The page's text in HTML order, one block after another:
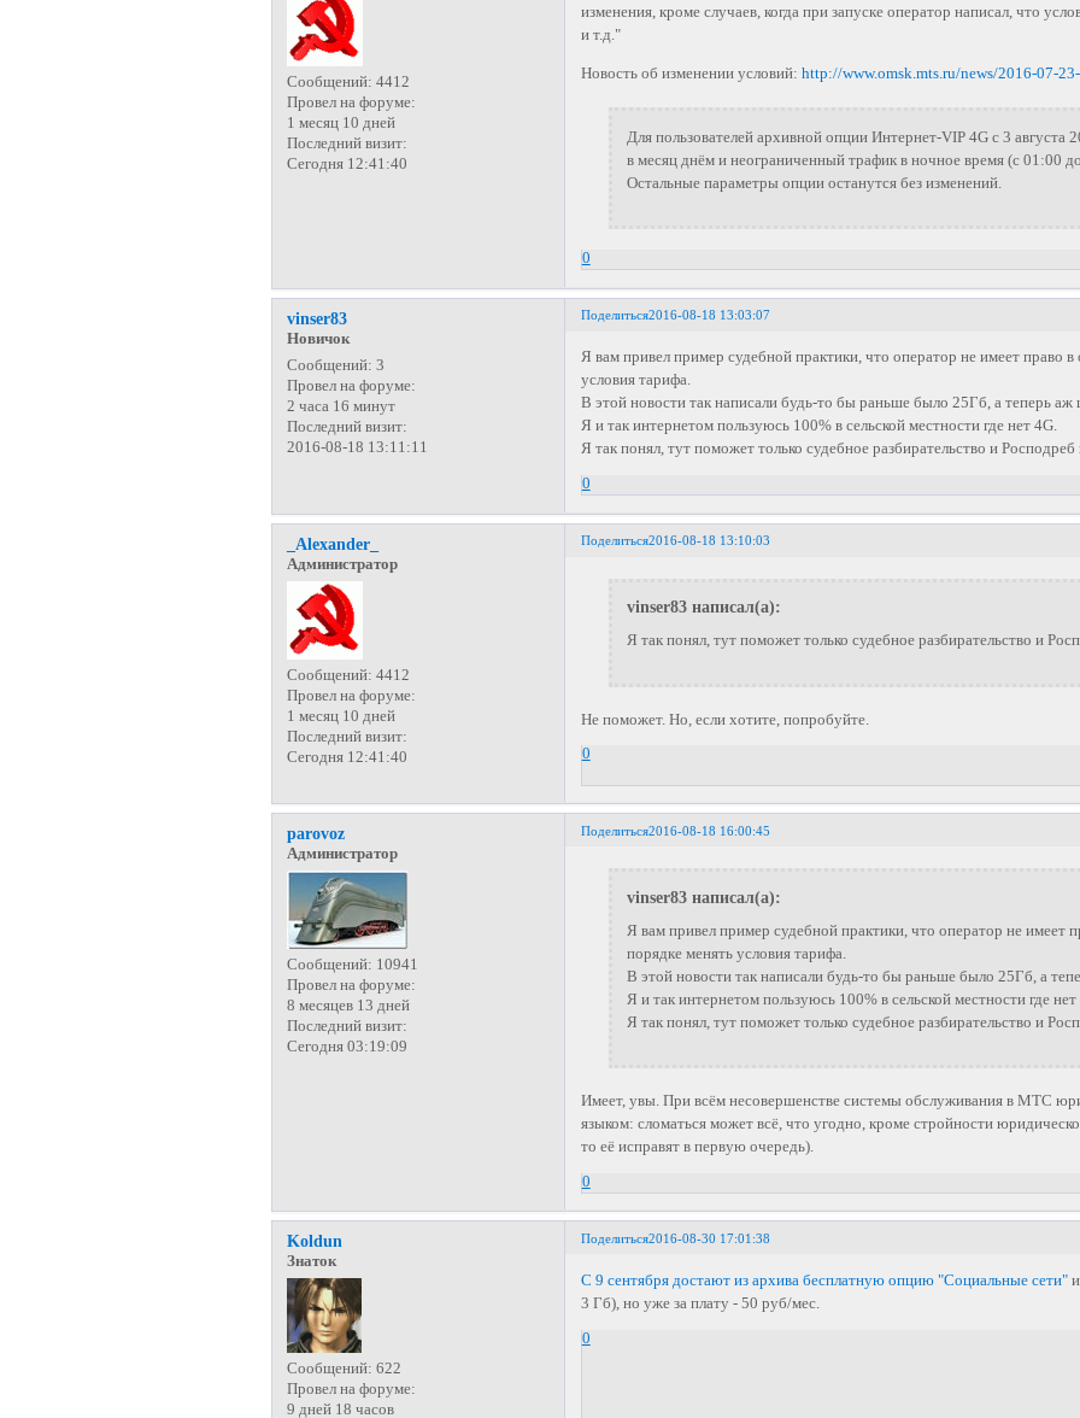
Сообщений: 4412
Провел на форуме:
1 месяц 10 дней
Последний визит:
Сегодня 12:41:40
изменения, кроме случаев, когда при запуске оператор написал, что
и т.д."
Новость об изменении условий: http://www.omsk.mts.ru/news/2016-07-
Для пользователей архивной опции Интернет-VIP 4G с 3 августа
в месяц днём и неограниченный трафик в ночное время (с 01:00
Остальные параметры опции останутся без изменений.
0
Поделиться2016-08-18 13:03:07
vinser83
Новичок
Сообщений: 3
Провел на форуме:
2 часа 16 минут
Последний визит:
2016-08-18 13:11:11
Я вам привел пример судебной практики, что оператор не имеет право
условия тарифа.
В этой новости так написали будь-то бы раньше было 25Гб, а теперь аж
Я и так интернетом пользуюсь 100% в сельской местности где нет 4G.
Я так понял, тут поможет только судебное разбирательство и Росподреб
0
Поделиться2016-08-18 13:10:03
_Alexander_
Администратор
Сообщений: 4412
Провел на форуме:
1 месяц 10 дней
Последний визит:
Сегодня 12:41:40
vinser83 написал(а):
Я так понял, тут поможет только судебное разбирательство и
Не поможет. Но, если хотите, попробуйте.
0
Поделиться2016-08-18 16:00:45
parovoz
Администратор
Сообщений: 10941
Провел на форуме:
8 месяцев 13 дней
Последний визит:
Сегодня 03:19:09
vinser83 написал(а):
Я вам привел пример судебной практики, что оператор не имеет
порядке менять условия тарифа.
В этой новости так написали будь-то бы раньше было 25Гб, а
Я и так интернетом пользуюсь 100% в сельской местности где нет
Я так понял, тут поможет только судебное разбирательство и
Имеет, увы. При всём несовершенстве системы обслуживания в МТС
языком: сломаться может всё, что угодно, кроме стройности
то её исправят в первую очередь).
0
Поделиться2016-08-30 17:01:38
Koldun
Знаток
Сообщений: 622
Провел на форуме:
9 дней 18 часов
С 9 сентября достают из архива бесплатную опцию "Социальные сети"и
3 Гб), но уже за плату - 50 руб/мес.
0